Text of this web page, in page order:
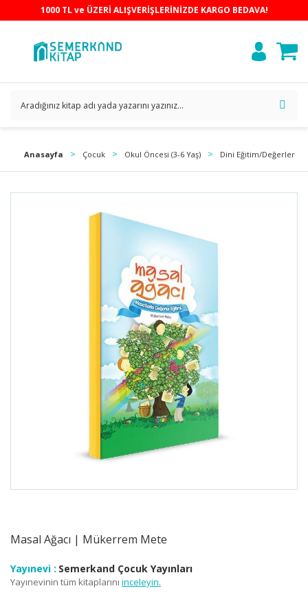
1000 TL ve ÜZERİ ALIŞVERİŞLERİNİZDE KARGO BEDAVA!
Anasayfa Çocuk Okul Öncesi (3-6 Yaş) Dini Eğitim/Değerler
Masal Ağacı | Mükerrem Mete
Yayınevi : Semerkand Çocuk Yayınları
Yayınevinin tüm kitaplarını inceleyin.